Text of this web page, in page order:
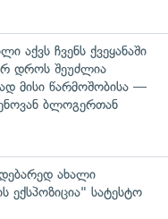
აქვს ჩვენს ქვეყანაში
დროს შეუძლია
მისი წარმოშობისა —
ბლოგერთან
ახალი
ექსპოზიცია" სატესტო